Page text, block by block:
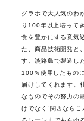
グラホで大人気のわ
り100年以上培って
食を豊かにする意気
た、商品技術開発と
す。淡路島で製造し
100％使用したもの
届けしてくれます。
なものでその努力の
けでなく“関西なら